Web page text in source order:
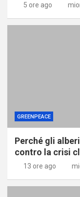
5 ore ago
GREENPEACE
Perché gli
contro la crisi
13 ore ago